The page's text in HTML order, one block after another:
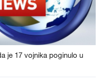
je 17 vojnika poginulo u